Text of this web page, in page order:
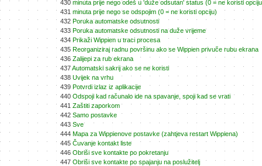
430 minuta prije nego odeš u 'duže odsutan' status (0 = ne koristi
431 minuta prije nego se odspojim (0 = ne koristi opciju)
432 Poruka automatske odsutnosti
433 Poruka automatske odsutnosti na duže vrijeme
434 Prikaži Wippien u traci procesa
435 Reorganiziraj radnu površinu ako se Wippien privuče rubu ekrana
436 Zalijepi za rub ekrana
437Automatski sakrij ako se ne koristi
438 Uvijek na vrhu
439 Potvrdi izlaz iz aplikacije
440 Odspoji kad računalo ide na spavanje, spoji kad se vrati
441 Zaštiti zaporkom
442 Samo postavke
443 Sve
444 Mapa za Wippienove postavke (zahtjeva restart Wippiena)
445 Čuvanje kontakt liste
446 Obriši sve kontakte po pokretanju
447 Obriši sve kontakte po spajanju na poslužitelj